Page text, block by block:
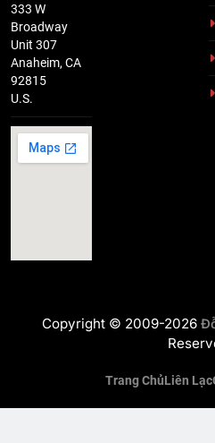
333 W
Broadway
Unit 307
Anaheim, CA
92815
U.S.
Copyright © 2009-2026
Trang ChủLiên Lạc